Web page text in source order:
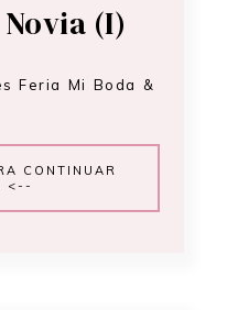
(I)
Feria Mi Boda &
CONTINUAR
<--